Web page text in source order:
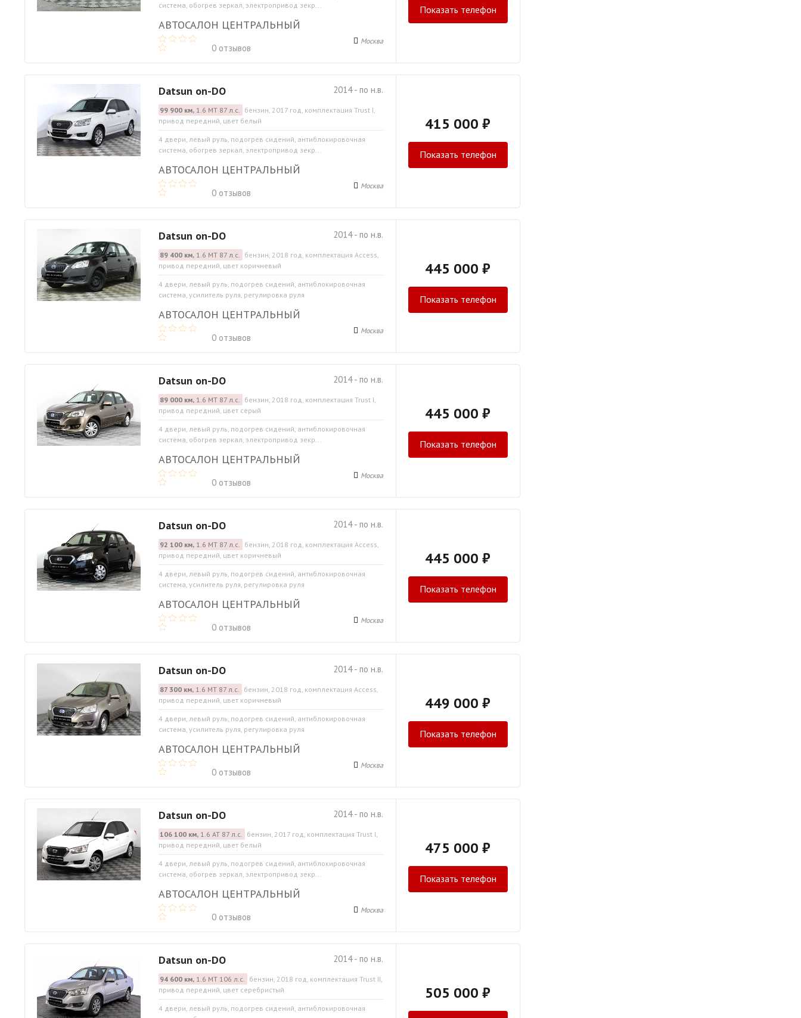
система, обогрев зеркал, электропривод зекр...
АВТОСАЛОН ЦЕНТРАЛЬНЫЙ
0 отзывов
Москва
Показать телефон
2014 - по н.в.
Datsun on-DO
99 900 км,1.6 МТ 87 л.с. бензин, 2017 год, комплектация Trust I,
привод передний, цвет белый
4 двери, левый руль, подогрев сидений, антиблокировочная
система, обогрев зеркал, электропривод зекр...
АВТОСАЛОН ЦЕНТРАЛЬНЫЙ
0 отзывов
Москва
415 000 ₽
Показать телефон
2014 - по н.в.
Datsun on-DO
89 400 км,1.6 МТ 87 л.с. бензин, 2018 год, комплектация Access,
привод передний, цвет коричневый
4 двери, левый руль, подогрев сидений, антиблокировочная
система, усилитель руля, регулировка руля
АВТОСАЛОН ЦЕНТРАЛЬНЫЙ
0 отзывов
Москва
445 000 ₽
Показать телефон
2014 - по н.в.
Datsun on-DO
89 000 км,1.6 МТ 87 л.с. бензин, 2018 год, комплектация Trust I,
привод передний, цвет серый
4 двери, левый руль, подогрев сидений, антиблокировочная
система, обогрев зеркал, электропривод зекр...
АВТОСАЛОН ЦЕНТРАЛЬНЫЙ
0 отзывов
Москва
445 000 ₽
Показать телефон
2014 - по н.в.
Datsun on-DO
92 100 км,1.6 МТ 87 л.с. бензин, 2018 год, комплектация Access,
привод передний, цвет коричневый
4 двери, левый руль, подогрев сидений, антиблокировочная
система, усилитель руля, регулировка руля
АВТОСАЛОН ЦЕНТРАЛЬНЫЙ
0 отзывов
Москва
445 000 ₽
Показать телефон
2014 - по н.в.
Datsun on-DO
87 300 км,1.6 МТ 87 л.с. бензин, 2018 год, комплектация Access,
привод передний, цвет коричневый
4 двери, левый руль, подогрев сидений, антиблокировочная
система, усилитель руля, регулировка руля
АВТОСАЛОН ЦЕНТРАЛЬНЫЙ
0 отзывов
Москва
449 000 ₽
Показать телефон
2014 - по н.в.
Datsun on-DO
106 100 км,1.6 АТ 87 л.с. бензин, 2017 год, комплектация Trust I,
привод передний, цвет белый
4 двери, левый руль, подогрев сидений, антиблокировочная
система, обогрев зеркал, электропривод зекр...
АВТОСАЛОН ЦЕНТРАЛЬНЫЙ
0 отзывов
Москва
475 000 ₽
Показать телефон
2014 - по н.в.
Datsun on-DO
94 600 км,1.6 МТ 106 л.с. бензин, 2018 год, комплектация Trust II,
привод передний, цвет серебристый
4 двери, левый руль, подогрев сидений, антиблокировочная
505 000 ₽